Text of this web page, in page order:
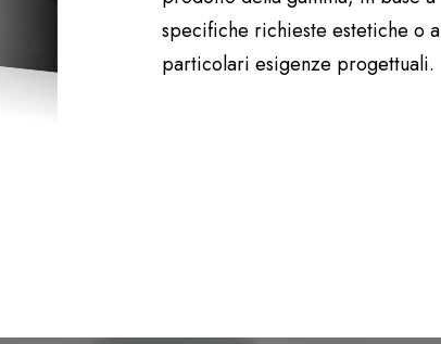
specifiche richieste estetiche o a
particolari esigenze progettuali.